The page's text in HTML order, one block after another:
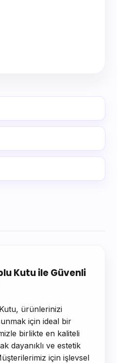
Kutu ile Güvenli
ürünlerinizi
için ideal bir
birlikte en kaliteli
dayanıklı ve estetik
için işlevsel